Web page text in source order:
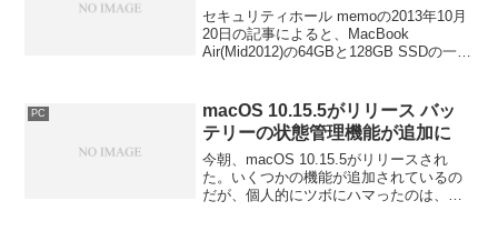
セキュリティホール memoの2013年10月
20日の記事によると、MacBook
Air(Mid2012)の64GBと128GB SSDの一部
App Storeからア...
PC
macOS 10.15.5がリリース バッ
テリーの状態管理機能が追加に
今朝、macOS 10.15.5がリリースされ
た。いくつかの機能が追加されているの
だが、個人的にツボにハマったのは、バ